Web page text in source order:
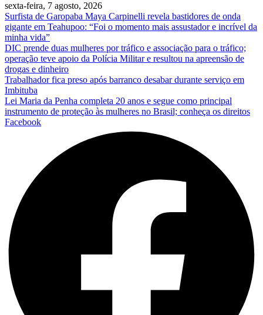
sexta-feira, 7 agosto, 2026
Surfista de Garopaba Maya Carpinelli revela bastidores de onda
gigante em Teahupoo: “Foi o momento mais assustador e incrível da
minha vida”
DIC prende duas mulheres por tráfico e associação para o tráfico;
operação teve apoio da Polícia Militar e resultou na apreensão de
drogas e dinheiro
Trabalhador fica preso após barranco desabar durante serviço em
Imbituba
Lei Maria da Penha completa 20 anos e segue como principal
instrumento de proteção às mulheres no Brasil; conheça os direitos
Facebook